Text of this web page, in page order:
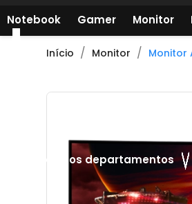
Todos os departamentos
Notebook Gamer Monitor
Início Monitor Monitor